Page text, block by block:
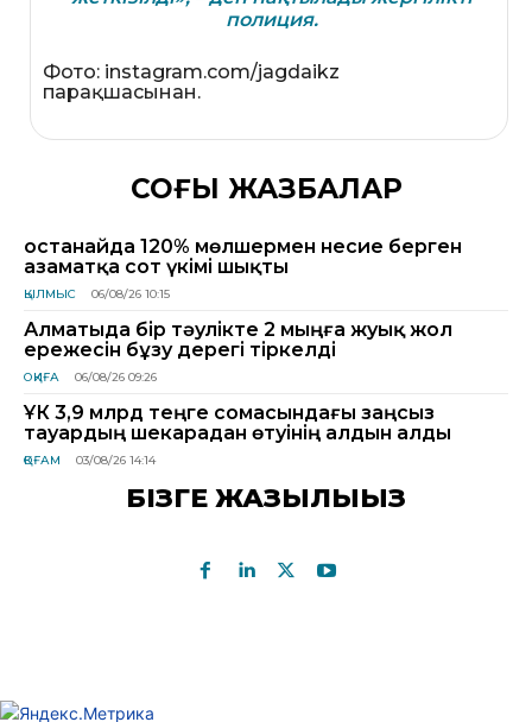
полиция.
Фото: instagram.com/jagdaikz
парақшасынан.
СОҢҒЫ ЖАЗБАЛАР
Қостанайда 120% мөлшермен несие берген
азаматқа сот үкімі шықты
ҚЫЛМЫС 06/08/26 10:15
Алматыда бір тәулікте 2 мыңға жуық жол
ережесін бұзу дерегі тіркелді
ОҚИҒА 06/08/26 09:26
ҰҚК 3,9 млрд теңге сомасындағы заңсыз
тауардың шекарадан өтуінің алдын алды
ҚОҒАМ 03/08/26 14:14
БІЗГЕ ЖАЗЫЛЫҢЫЗ